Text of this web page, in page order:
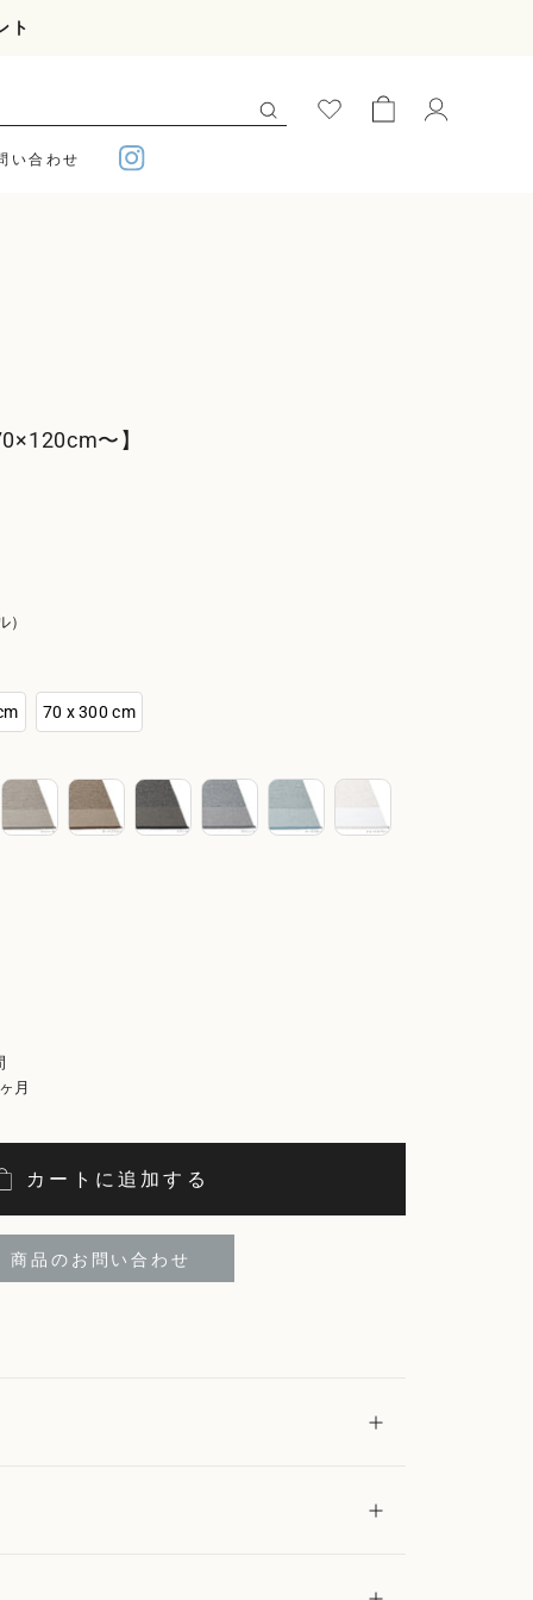
ト
い合わせ
〜】
70 x 300 cm
月
カートに追加する
商品のお問い合わせ